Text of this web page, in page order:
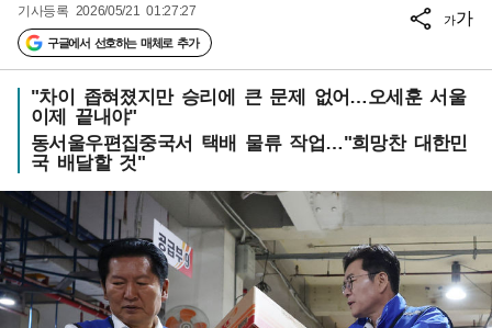
기사등록 2026/05/21 01:27:27
구글에서 선호하는 매체로 추가
가가
"차이 좁혀졌지만 승리에 큰 문제 없어…오세훈 서울
이제 끝내야"
동서울우편집중국서 택배 물류 작업…"희망찬 대한민
국 배달할 것"